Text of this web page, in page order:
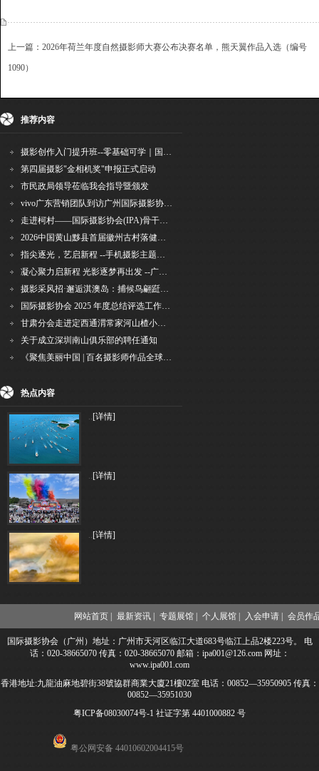
上一篇：2026年荷兰年度自然摄影师大赛公布决赛名单，熊天翼作品入选（编号
1090）
推荐内容
摄影创作入门提升班--零基础可学｜国际评委授课｜手机·相机均可｜AI工具｜摄影比赛指
第四届摄影"金相机奖"申报正式启动
市民政局领导莅临我会指导暨颁发
vivo广东营销团队到访广州国际摄影协会 共商合作事宜
走进柯村——国际摄影协会(IPA)骨干采风安徽行之6
2026中国黄山黟县首届徽州古村落健康跑圆满举行
指尖逐光，艺启新程 --手机摄影主题讲座在市老年干部大学圆满落幕
凝心聚力启新程 光影逐梦再出发 --广州国际摄影协会2026年首次会长秘书长会议召开
摄影采风招·邂逅淇澳岛：捕候鸟翩跹，寻古村烟火，追海上霞光
国际摄影协会 2025 年度总结评选工作的通知
甘肃分会走进定西通渭常家河山楂小镇旅游景区开展"红果满枝迎丰岁·山楂小镇庆佳节"为主
关于成立深圳南山俱乐部的聘任通知
《聚焦美丽中国 | 百名摄影师作品全球巡回展》（晋中）开幕新闻通稿
热点内容
..[详情]
..[详情]
..[详情]
网站首页 | 最新资讯 | 专题展馆 | 个人展馆 | 入会申请 | 会员作
国际摄影协会（广州）地址：广州市天河区临江大道683号临江上品2楼223号。 电
话：020-38665070 传真：020-38665070 邮箱：ipa001@126.com 网址：
www.ipa001.com
香港地址:九龍油麻地碧街38號協群商業大廈21樓02室 电话：00852—35950905 传真：
00852—35951030
粤ICP备08030074号-1 社证字第 4401000882 号
粤公网安备 44010602004415号